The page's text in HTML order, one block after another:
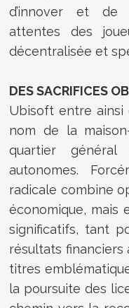
d’innover et de
attentes des
décentralisée et
DES SACRIFICES
Ubisoft entre ainsi
nom de la
quartier général
autonomes.
radicale combine
économique, mais
significatifs, tant
résultats financiers
titres
la poursuite des